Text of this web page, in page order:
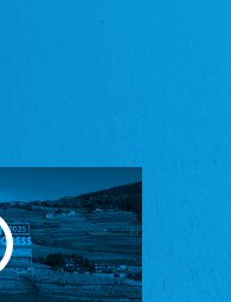
(YEN)
(YEN)
in Deutschland
in Germany
und Roma